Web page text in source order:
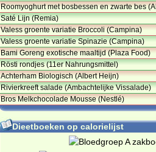
Roomyoghurt met bosbessen en zwarte bes
Saté Lijn (Remia)
Valess groente variatie Broccoli (Campina)
Valess groente variatie Spinazie (Campina)
Bami Goreng exotische maaltijd (Plaza Food)
Rösti rondjes (11er Nahrungsmittel)
Achterham Biologisch (Albert Heijn)
Rivierkreeft salade (Ambachtelijke Vissalade)
Bros Melkchocolade Mousse (Nestlé)
Dieetboeken op calorielijst